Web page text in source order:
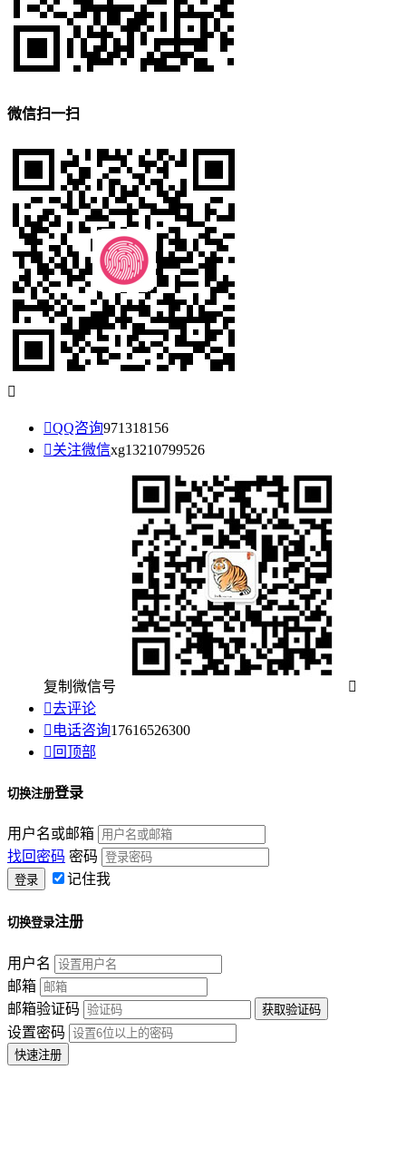
微信扫一扫

QQ咨询971318156
关注微信xg13210799526
复制微信号

去评论
 电话咨询17616526300
 回顶部
切换注册登录
用户名或邮箱
找回密码 密码
记住我
切换登录注册
用户名
邮箱
邮箱验证码
设置密码